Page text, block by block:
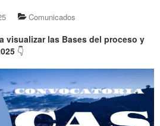
Comunicados
visualizar las Bases del proceso y
👇